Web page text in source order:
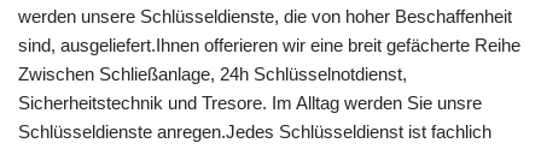
werden unsere Schlüsseldienste, die von hoher Beschaffenheit
sind, ausgeliefert.Ihnen offerieren wir eine breit gefächerte Reihe
Zwischen Schließanlage, 24h Schlüsselnotdienst,
Sicherheitstechnik und Tresore. Im Alltag werden Sie unsre
Schlüsseldienste anregen.Jedes Schlüsseldienst ist fachlich